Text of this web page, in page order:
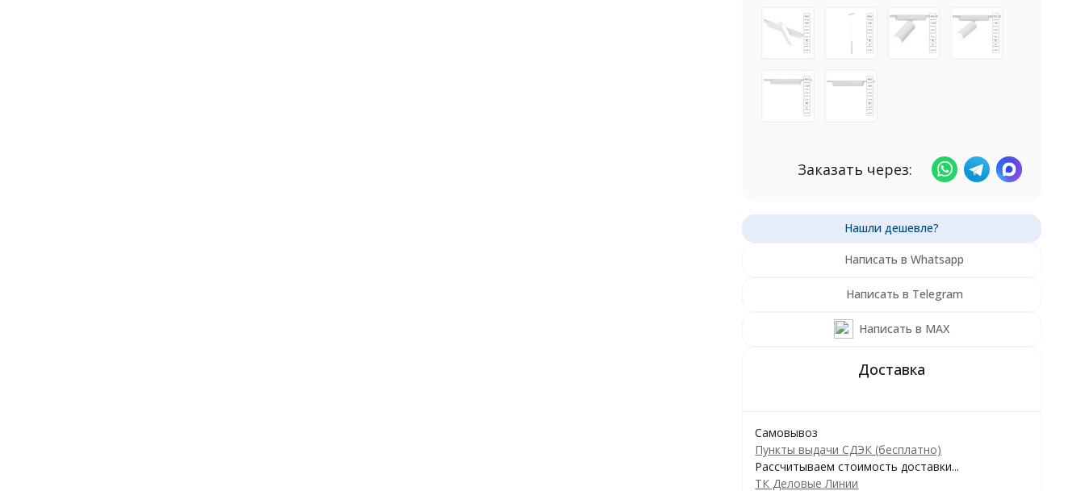
Заказать через:
Написать в Whatsapp
Написать в Telegram
Написать в MAX
Самовывоз
Пункты выдачи СДЭК (бесплатно)
Рассчитываем стоимость доставки...
ТК Деловые Линии